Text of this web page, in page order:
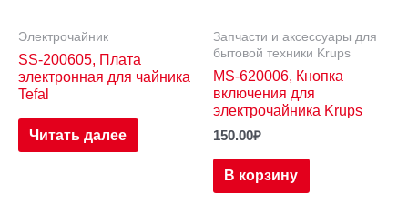
Электрочайник
SS-200605, Плата
электронная для чайника
Tefal
Читать далее
Запчасти и аксессуары для
бытовой техники Krups
MS-620006, Кнопка
включения для
электрочайника Krups
150.00₽
В корзину